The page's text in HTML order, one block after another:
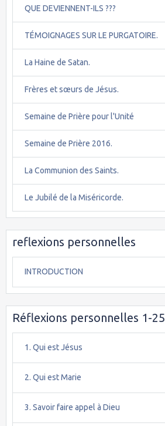
QUE DEVIENNENT-ILS ???
TÉMOIGNAGES SUR LE PURGATOIRE.
La Haine de Satan.
Frères et sœurs de Jésus.
Semaine de Prière pour l'Unité
Semaine de Prière 2016.
La Communion des Saints.
Le Jubilé de la Miséricorde.
reflexions personnelles
INTRODUCTION
Réflexions personnelles 1-25
1. Qui est Jésus
2. Qui est Marie
3. Savoir faire appel à Dieu